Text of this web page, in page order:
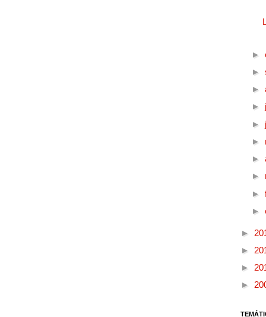
►
►
►
►
►
►
►
►
►
►
►
►
►
►